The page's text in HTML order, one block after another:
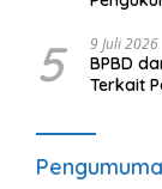
5 9 Juli 2026
BPBD
Terkait